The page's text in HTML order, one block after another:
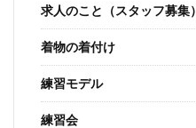
求人のこと（スタッフ募集）
着物の着付け
練習モデル
練習会